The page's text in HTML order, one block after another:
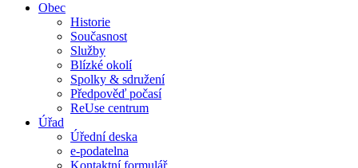
Obec
Historie
Současnost
Služby
Blízké okolí
Spolky & sdružení
Předpověď počasí
ReUse centrum
Úřad
Úřední deska
e-podatelna
Kontaktní formulář